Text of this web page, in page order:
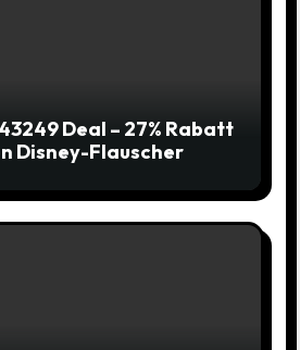
Deal – 27% Rabatt
Disney-Flauscher